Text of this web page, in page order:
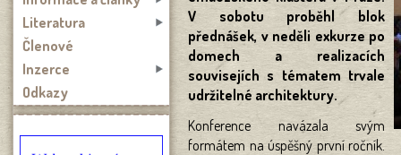
V sobotu proběhl blok
přednášek, v neděli exkurze po
domech a realizacích
souvisejích s tématem trvale
udržitelné architektury.
Konference navázala svým
formátem na úspěšný první ročník.
Literatura
Členové
Inzerce
Odkazy